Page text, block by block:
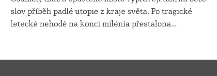
slov příběh padlé utopie z kraje světa. Po tragické
letecké nehodě na konci milénia přestalona...